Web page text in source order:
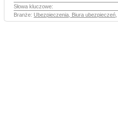
Słowa kluczowe:
Branże: Ubezpieczenia, Biura ubezpieczeń